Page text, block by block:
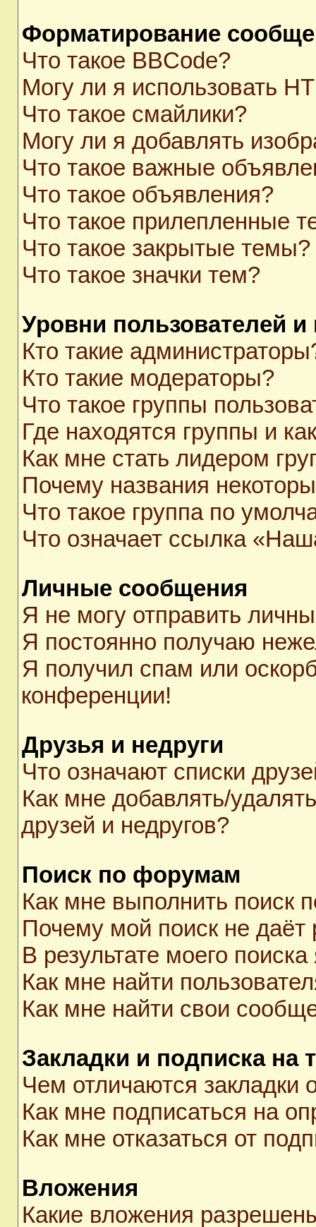
Форматирование
Что такое BBCode?
Могу ли я использовать
Что такое смайлики?
Могу ли я добавлять
Что такое важные
Что такое объявления?
Что такое прилепленные
Что такое закрытые темы?
Что такое значки тем?
Уровни пользователей и
Кто такие
Кто такие модераторы?
Что такое группы
Где находятся группы и
Как мне стать лидером
Почему названия
Что такое группа по
Что означает ссылка
Личные сообщения
Я не могу отправить
Я постоянно получаю
Я получил спам или
конференции!
Друзья и недруги
Что означают списки
Как мне добавлять/
друзей и недругов?
Поиск по форумам
Как мне выполнить
Почему мой поиск не даёт
В результате моего
Как мне найти
Как мне найти свои
Закладки и подписка на
Чем отличаются закладки
Как мне подписаться на
Как мне отказаться от
Вложения
Какие вложения